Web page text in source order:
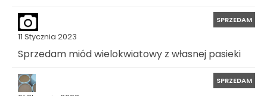
11 Stycznia 2023
SPRZEDAM
Sprzedam miód wielokwiatowy z własnej pasieki
SPRZEDAM